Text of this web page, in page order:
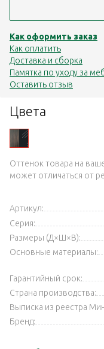
Цвета
Оттенок товара на
может отличаться от
Артикул:
Серия:
Размеры (Д×Ш×В):
Основные материалы:
Гарантийный срок:
Страна производства:
Выписка из реестра
Бренд:
Как оформить заказ
Как оплатить
Доставка и сборка
Памятка по уходу за
Оставить отзыв